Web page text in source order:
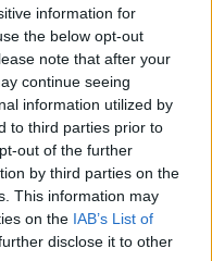
information for
the below opt-out
note that after your
continue seeing
information utilized by
to third parties prior to
out of the further
by third parties on the
This information may
on the IAB’s List of
disclose it to other
η
Έρευνας,
η Σαμίρα Νάβα
και τις